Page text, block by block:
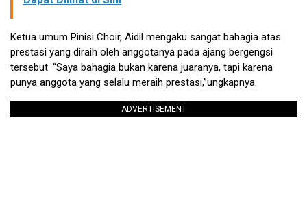
Ketua umum Pinisi Choir, Aidil mengaku sangat bahagia atas
prestasi yang diraih oleh anggotanya pada ajang bergengsi
tersebut. “Saya bahagia bukan karena juaranya, tapi karena
punya anggota yang selalu meraih prestasi,”ungkapnya.
ADVERTISEMENT